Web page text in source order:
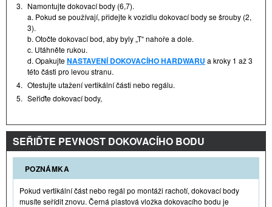
3. Namontujte dokovací body (6,7).
a. Pokud se používají, přidejte k vozidlu dokovací body se šrouby (2,
3).
b. Otočte dokovací bod, aby byly „T“ nahoře a dole.
c. Utáhněte rukou.
d. OpakujteNASTAVENÍ DOKOVACÍHO HARDWARU a kroky 1 až 3
této části pro levou stranu.
4. Otestujte utažení vertikální části nebo regálu.
5. Seřiďte dokovací body,
SEŘIĎTE PEVNOST DOKOVACÍHO BODU
POZNÁMKA
Pokud vertikální část nebo regál po montáži rachotí, dokovací body
musíte seřídit znovu. Černá plastová vložka dokovacího bodu je